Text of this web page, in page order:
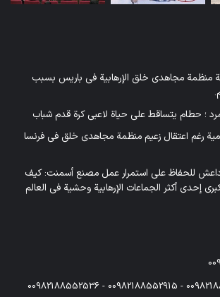
مجاهدي خلق الإرهابية في باريس بسبب
؛ حطام يتساقط على حياة لاعبي كرة قدم شباب
رغم اعتقال زعيم منظمة مجاهدي خلق في فرنسا
داعش للحفاظ على استمرار عمل مصنع أسمنت: كيف
إحدى أكثر الجماعات الإرهابية وحشية في العالم